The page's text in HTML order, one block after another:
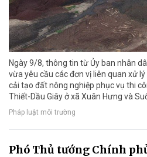
Ngày 9/8, thông tin từ Ủy ban nhân
vừa yêu cầu các đơn vị liên quan xử
cải tạo đất nông nghiệp phục vụ thi
Thiết-Dầu Giây ở xã Xuân Hưng và
Pháp luật môi trường
Phó Thủ tướng Chính